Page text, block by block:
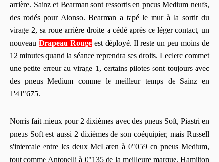
arrière. Sainz et Bearman sont ressortis en pneus Medium neufs,
des rodés pour Alonso. Bearman a tapé le mur à la sortir du
virage 2, sa roue arrière droite a cédé après ce léger contact, un
nouveau Drapeau Rougeest déployé. Il reste un peu moins de
12 minutes quand la séance reprendra ses droits. Leclerc commet
une petite erreur au virage 1, certains pilotes sont toujours avec
des pneus Medium comme le meilleur temps de Sainz en
1'41"675.
Norris fait mieux pour 2 dixièmes avec des pneus Soft, Piastri en
pneus Soft est aussi 2 dixièmes de son coéquipier, mais Russell
s'intercale entre les deux McLaren à 0"059 en pneus Medium,
tout comme Antonelli à 0"135 de la meilleure marque. Hamilton